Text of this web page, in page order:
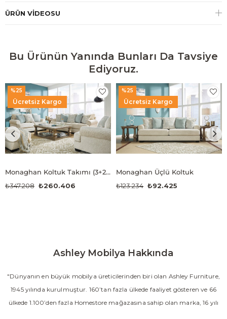
ÜRÜN VIDEOSU
Bu Ürünün Yanında Bunları Da Tavsiye
Ediyoruz.
Monaghan Koltuk Takımı (3+2+1)
₺260.406
₺347.208
Ücretsiz Kargo
%25
Monaghan Üçlü Koltuk
₺92.425
₺123.234
Ücretsiz Kargo
%25
Ashley Mobilya Hakkında
"Dünyanın en büyük mobilya üreticilerinden biri olan Ashley Furniture,
1945 yılında kurulmuştur. 160’tan fazla ülkede faaliyet gösteren ve 66
ülkede 1.100’den fazla Homestore mağazasına sahip olan marka, 16 yılı